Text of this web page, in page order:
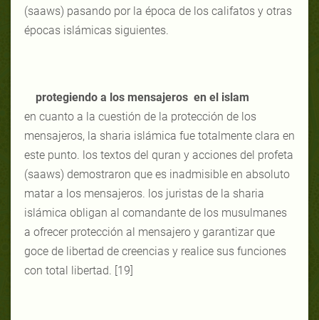
(saaws) pasando por la época de los califatos y otras
épocas islámicas siguientes.
protegiendo a los mensajeros en el islam
en cuanto a la cuestión de la protección de los
mensajeros, la sharia islámica fue totalmente clara en
este punto. los textos del quran y acciones del profeta
(saaws) demostraron que es inadmisible en absoluto
matar a los mensajeros. los juristas de la sharia
islámica obligan al comandante de los musulmanes
a ofrecer protección al mensajero y garantizar que
goce de libertad de creencias y realice sus funciones
con total libertad. [19]